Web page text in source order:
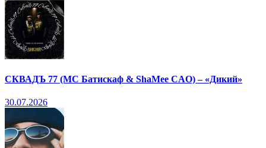
СКВАДЪ 77 (МС Батискаф & ShaMee CAO) – «Дикий»
30.07.2026